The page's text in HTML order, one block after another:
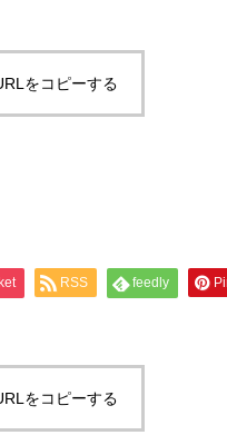
をコピーする
RSS feedly
をコピーする